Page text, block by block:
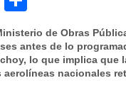
ri
o
m
p
de Obras
antes de lo
lo que implica que
nacionales